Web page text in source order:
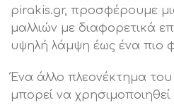
pirakis.gr, προσφέρουμε
μαλλιών με διαφορετικά
υψηλή λάμψη έως ένα πιο
Ένα άλλο πλεονέκτημα του
μπορεί να